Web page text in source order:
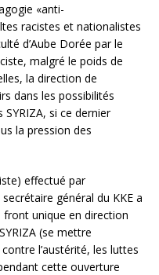
«anti-
racistes et nationalistes
d’Aube Dorée par le
malgré le poids de
la direction de
dans les possibilités
SYRIZA, si ce dernier
la pression des
effectué par
général du KKE a
unique en direction
(se mettre
l’austérité, les luttes
cette ouverture